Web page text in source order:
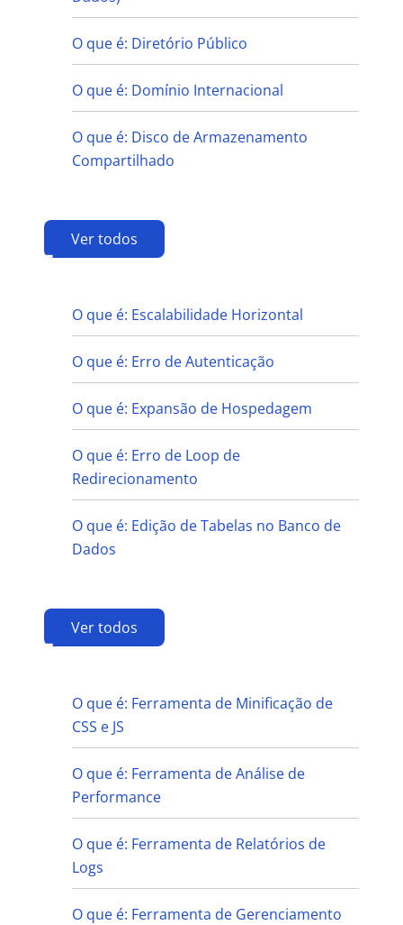
O que é: Diretório Público
O que é: Domínio Internacional
O que é: Disco de Armazenamento
Compartilhado
Ver todos
E
O que é: Escalabilidade Horizontal
O que é: Erro de Autenticação
O que é: Expansão de Hospedagem
O que é: Erro de Loop de
Redirecionamento
O que é: Edição de Tabelas no Banco de
Dados
Ver todos
F
O que é: Ferramenta de Minificação de
CSS e JS
O que é: Ferramenta de Análise de
Performance
O que é: Ferramenta de Relatórios de
Logs
O que é: Ferramenta de Gerenciamento